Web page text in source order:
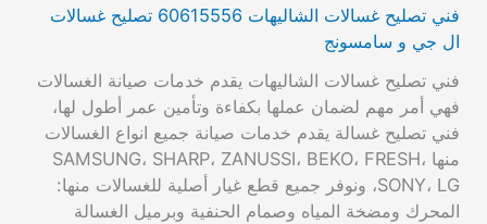
فني تصليح غسالات الشاليهات 60615556 تصليح غسالات
ال جي و سامسونج
فني تصليح غسالات الشاليهات يقدم خدمات صيانة الغسالات
فهي أمر مهم لضمان عملها بكفاءة وتأمين عمر أطول لها،
فني تصليح غسالة يقدم خدمات صيانة جميع انواع الغسالات
منها SAMSUNG، SHARP، ZANUSSI، BEKO، FRESH،
SONY، LG، ونوفر جميع قطع غيار أصلية للغسالات منها:
المحرك ومضخة المياه وصمام الحنفية وبرميل الغسالة